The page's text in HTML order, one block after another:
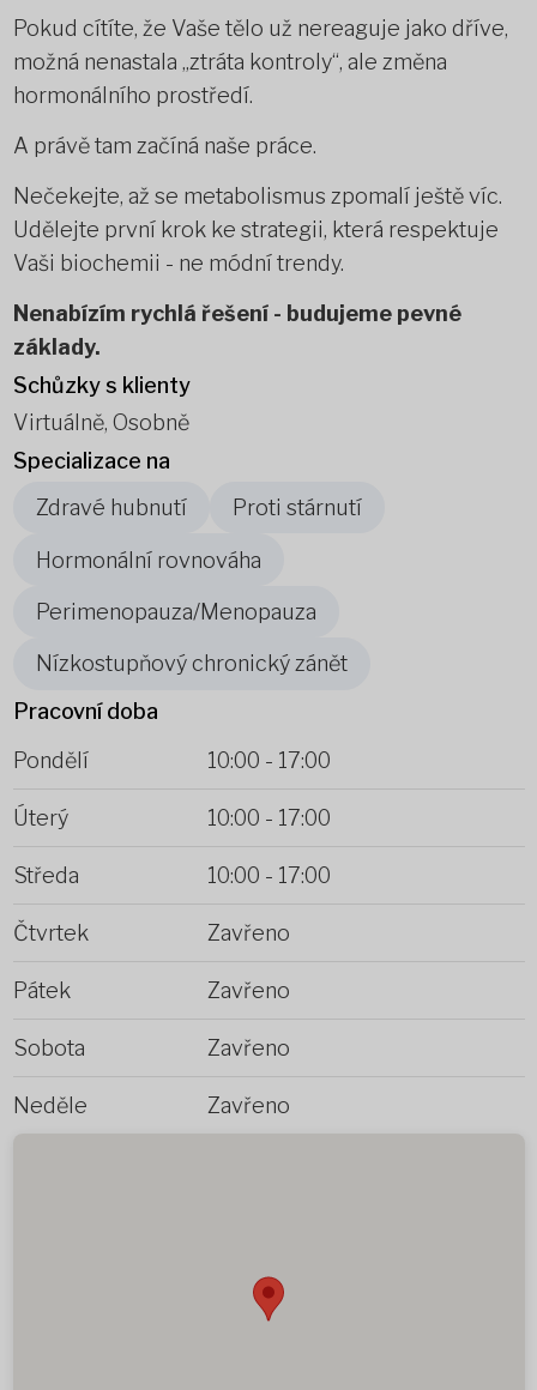
Pokud cítíte, že Vaše tělo už nereaguje jako dříve,
možná nenastala „ztráta kontroly“, ale změna
hormonálního prostředí.
A právě tam začíná naše práce.
Nečekejte, až se metabolismus zpomalí ještě víc.
Udělejte první krok ke strategii, která respektuje
Vaši biochemii - ne módní trendy.
Nenabízím rychlá řešení - budujeme pevné
základy.
Schůzky s klienty
Virtuálně, Osobně
Specializace na
Zdravé hubnutí
Proti stárnutí
Hormonální rovnováha
Perimenopauza/Menopauza
Nízkostupňový chronický zánět
Pracovní doba
Pondělí
10:00 - 17:00
Úterý 10:00 - 17:00
Středa 10:00 - 17:00
Čtvrtek Zavřeno
Pátek Zavřeno
Sobota Zavřeno
Neděle Zavřeno